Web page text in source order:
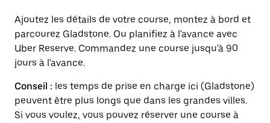
Ajoutez les détails de votre course, montez à bord et
parcourez Gladstone. Ou planifiez à l'avance avec
Uber Reserve. Commandez une course jusqu'à 90
jours à l'avance.
Conseil : les temps de prise en charge ici (Gladstone)
peuvent être plus longs que dans les grandes villes.
Si vous voulez, vous pouvez réserver une course à